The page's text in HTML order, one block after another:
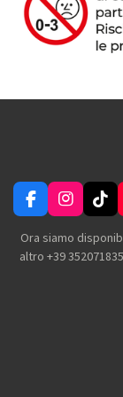
F
a
c
e
I
n
s
t
T
i
k
T
Ora siamo
altro +39